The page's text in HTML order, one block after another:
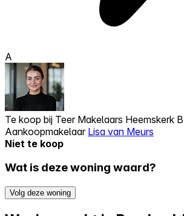
A
Te koop bij Teer Makelaars Heemskerk
Aankoopmakelaar Lisa van Meurs
Niet te koop
Wat is deze woning waard?
Volg deze woning